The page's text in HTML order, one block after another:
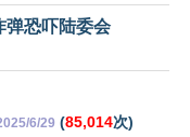
弹恐吓陆委会
6/29 (85,014次)